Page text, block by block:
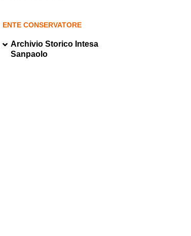
ENTE CONSERVATORE
Archivio Storico Intesa
Sanpaolo